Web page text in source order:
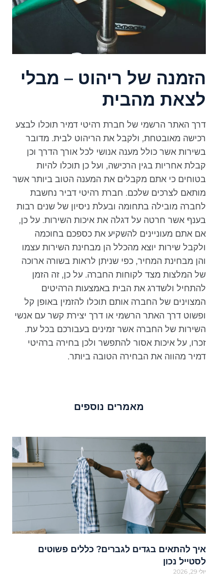
הזמנה של ריהוט – מבלי
לצאת מהבית
דרך האתר הרשמי של חברת רהיטי דמיר תוכלו לבצע
רכישה מאובטחת, ולקבל את הריהוט לבית. מדובר
בשירות אשר כולל מענה אנושי לכל אורך הדרך וכן
קבלת אחריות בגין הרכישה, ועל כן תוכלו להיות
בטוחים כי אתם מקבלים את המענה הטוב ביותר אשר
מותאם לצרכים שלכם. חברת רהיטי דביר נחשבת
לחברה מובילה בתחומה ובעלת ניסיון של שנים רבות
בענף אשר חרטה על דגלה את איכות השירות. על כן,
אם אתם מעוניינים להשקיע את כספכם בחוכמה
ולקבל שירות יוצא מהכלל הן מבחינת השירות עצמו
והן מבחינת המחיר, כפי שניתן לראות בשורה ארוכה
של המלצות מצד לקוחות החברה. על כן, זה הזמן
להתחיל ולשדרג את הבית באמצעות הרהיטים
המצוינים של החברה אותם תוכלו להזמין באופן קל
ופשוט דרך האתר הרשמי או דרך יצירת קשר עם אנשי
השירות של החברה אשר זמינים בעבורכם בכל עת.
זכרו, על איכות אסור להתפשר ולכן בחירה ברהיטי
דמיר מהווה את הבחירה הטובה ביותר.
מאמרים נוספים
איך להתאים בגדים לגברים? כללים פשוטים
לסטייל נכון
יולי 29, 2026